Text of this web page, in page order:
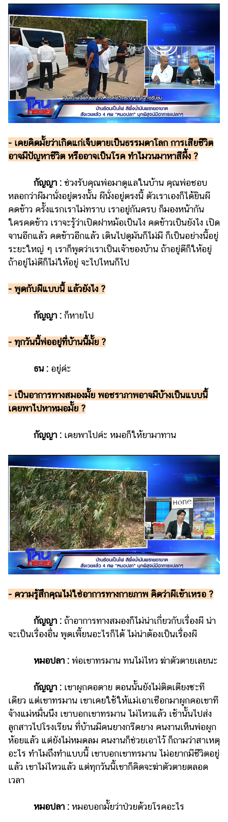
- เคยคิดมั้ยว่าเกิดแก่เจ็บตายเป็นธรรมดาโลก การเสียชีวิต
อาจมีปัญหาชีวิต หรืออาจเป็นโรค ทำไมวนมาหาสีผึ้ง ?
กัญญา : ช่วงรับคุณพ่อมาดูแลในบ้าน คุณพ่อชอบ
หลอกว่าผีมานั่งอยู่ตรงนั้น ผีนั่งอยู่ตรงนี้ ตัวเราเองก็ได้ยินผี
คดข้าว ครั้งแรกเราไม่ทราบ เราอยู่กันครบ ก็มองหน้ากัน
ใครคดข้าว เราจะรู้ว่าเปิดฝาหม้อเป็นไง คดข้าวเป็นยังไง เปิด
จานอีกแล้ว คดข้าวอีกแล้ว เดินไปดูมันก็ไม่มี ก็เป็นอย่างนี้อยู่
ระยะใหญ่ ๆ เราก็พูดว่าเราเป็นเจ้าของบ้าน ถ้าอยู่ดีก็ให้อยู่
ถ้าอยู่ไม่ดีก็ไม่ให้อยู่ จะไปไหนก็ไป
- พูดกับผีแบบนี้ แล้วยังไง ?
กัญญา : ก็หายไป
- ทุกวันนี้พ่ออยู่ที่บ้านนี้มั้ย ?
ธน : อยู่ค่ะ
- เป็นอาการทางสมองมั้ย พอชราภาพอาจมีบ้างเป็นแบบนี้
เคยพาไปหาหมอมั้ย ?
กัญญา : เคยพาไปค่ะ หมอก็ให้ยามาทาน
- ความรู้สึกคุณไม่ใช่อาการทางกายภาพ คิดว่าผีเข้าเหรอ ?
กัญญา : ถ้าอาการทางสมองก็ไม่น่าเกี่ยวกับเรื่องผี น่า
จะเป็นเรื่องอื่น พูดเพี้ยนอะไรก็ได้ ไม่น่าต้องเป็นเรื่องผี
หมอปลา : พ่อเขาทรมาน ทนไม่ไหว ฆ่าตัวตายเลยนะ
กัญญา : เขาผูกคอตาย ตอนนั้นยังไม่ติดเตียงซะที
เดียว แต่เขาทรมาน เขาเคยใช้ให้แม่เอาเชือกมาผูกคอเขาที
จ้างแม่หมื่นนึง เขาบอกเขาทรมาน ไม่ไหวแล้ว เช้านั้นไปส่ง
ลูกสาวไปโรงเรียน ที่บ้านมีคนยางกรีดยาง คนงานเห็นพ่อผูก
ห้อยแล้ว แต่ยังไม่หมดลม คนงานก็ช่วยเอาไว้ ก็ถามว่าสาเหตุ
อะไร ทำไมถึงทำแบบนี้ เขาบอกเขาทรมาน ไม่อยากมีชีวิตอยู่
แล้ว เขาไม่ไหวแล้ว แต่ทุกวันนี้เขาก็คิดจะฆ่าตัวตายตลอด
เวลา
หมอปลา : หมอบอกมั้ยว่าป่วยด้วยโรคอะไร